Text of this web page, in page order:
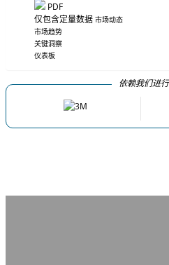
PDF
仅包含定量数据 市场动态
市场趋势
关键洞察
仪表板
依赖我们进